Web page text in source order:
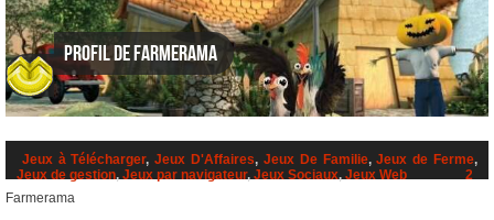
Profil de Farmerama
Jeux à Télécharger,Jeux D'Affaires, Jeux De Familie,Jeux de Ferme,
Jeux de gestion, Jeux par navigateur, Jeux Sociaux, Jeux Web
2
Farmerama